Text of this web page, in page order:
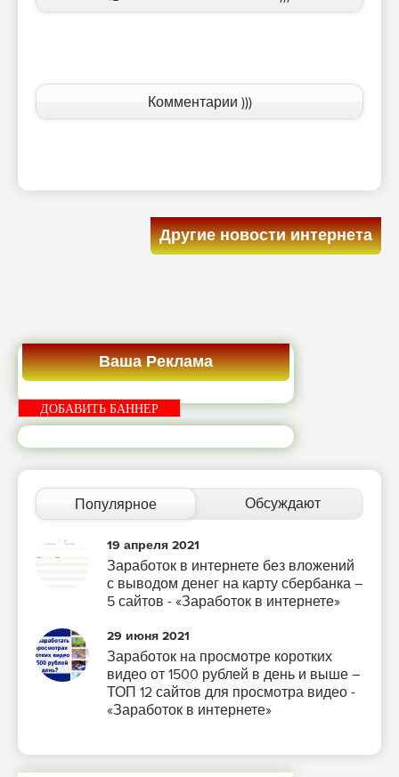
Комментарии )))
Другие новости интернета
Ваша Реклама
ДОБАВИТЬ БАННЕР
Популярное Обсуждают
19 апреля 2021
Заработок в интернете без вложений
с выводом денег на карту сбербанка –
5 сайтов - «Заработок в интернете»
29 июня 2021
Заработок на просмотре коротких
видео от 1500 рублей в день и выше –
ТОП 12 сайтов для просмотра видео -
«Заработок в интернете»